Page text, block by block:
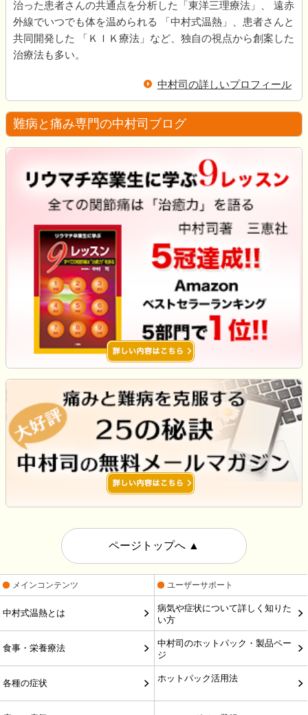
治った患者さんの共通点を分析した「東洋三理療法」、 遠赤
外線でいつでも体を温められる 「中村式温熱」、患者さんと
共同開発した 「ＫＩＫ療法」など、独自の視点から創案した
治療法も多い。
中村司の詳しいプロフィール
難病と痛み専門の中村司ブログ
ページトップへ▲
メインコンテンツ
中村式温熱とは
食事・栄養療法
各種の症状
ユーザーサポート
病気や症状について詳しく知りた
い方
中村司のホットパック・製品ペー
ジ
ホットパック活用法